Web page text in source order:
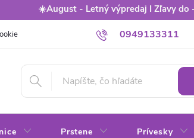
☀️August - Letný výpredaj I Zľavy
0949133311
Obchodné podmienky
Prstene Prívesky